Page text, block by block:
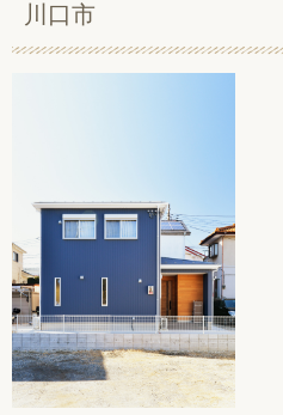
ショールームのご案内
採用情報
川口市